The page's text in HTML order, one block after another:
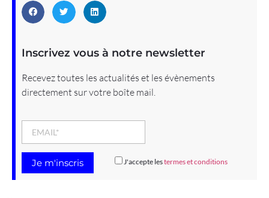
Inscrivez vous à notre newsletter
Recevez toutes les actualités et les évènements
directement sur votre boîte mail.
J'accepte lestermes et conditions